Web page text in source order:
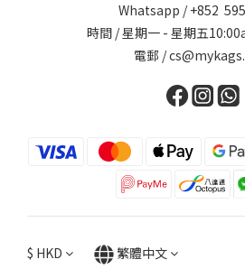
Whatsapp / +852
時間 / 星期一 - 星期五
電郵 /
$ HKD 繁體中文